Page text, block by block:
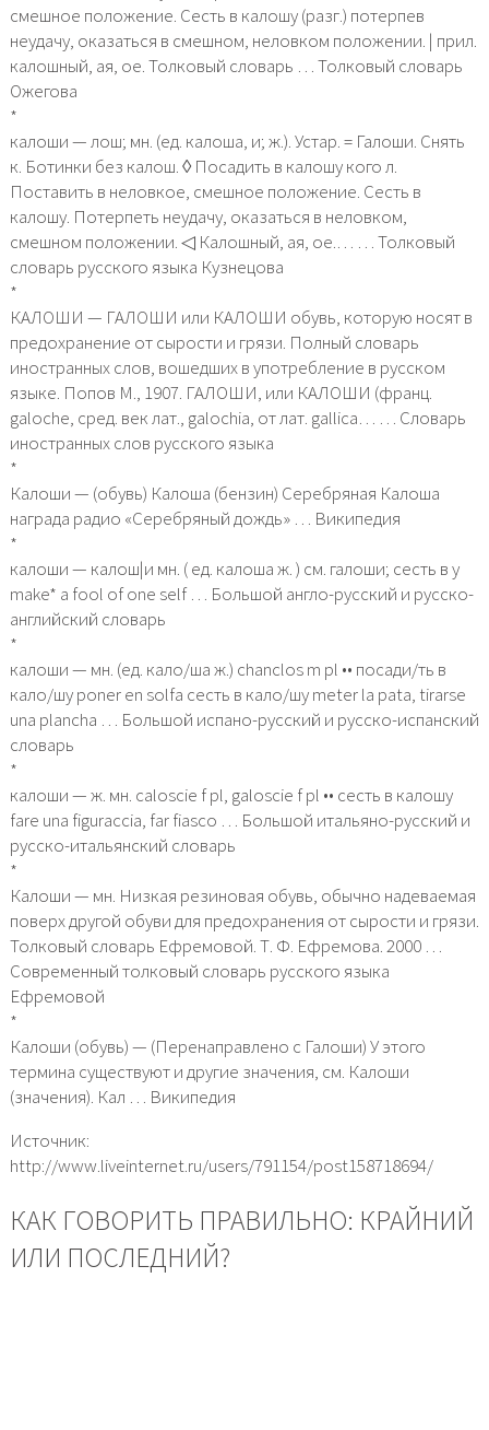
смешное положение. Сесть в калошу (разг.) потерпев
неудачу, оказаться в смешном, неловком положении. | прил.
калошный, ая, ое. Толковый словарь … Толковый словарь
Ожегова
*
калоши — лош; мн. (ед. калоша, и; ж.). Устар. = Галоши. Снять
к. Ботинки без калош. ◊ Посадить в калошу кого л.
Поставить в неловкое, смешное положение. Сесть в
калошу. Потерпеть неудачу, оказаться в неловком,
смешном положении. ◁ Калошный, ая, ое.… … Толковый
словарь русского языка Кузнецова
*
КАЛОШИ — ГАЛОШИ или КАЛОШИ обувь, которую носят в
предохранение от сырости и грязи. Полный словарь
иностранных слов, вошедших в употребление в русском
языке. Попов М., 1907. ГАЛОШИ, или КАЛОШИ (франц.
galoche, сред. век лат., galochia, от лат. gallica… … Словарь
иностранных слов русского языка
*
Калоши — (обувь) Калоша (бензин) Серебряная Калоша
награда радио «Серебряный дождь» … Википедия
*
калоши — калош|и мн. ( ед. калоша ж. ) см. галоши; сесть в у
make* a fool of one self … Большой англо-русский и русско-
английский словарь
*
калоши — мн. (ед. кало/ша ж.) chanclos m pl •• посади/ть в
кало/шу poner en solfa сесть в кало/шу meter la pata, tirarse
una plancha … Большой испано-русский и русско-испанский
словарь
*
калоши — ж. мн. caloscie f pl, galoscie f pl •• сесть в калошу
fare una figuraccia, far fiasco … Большой итальяно-русский и
русско-итальянский словарь
*
Калоши — мн. Низкая резиновая обувь, обычно надеваемая
поверх другой обуви для предохранения от сырости и грязи.
Толковый словарь Ефремовой. Т. Ф. Ефремова. 2000 …
Современный толковый словарь русского языка
Ефремовой
*
Калоши (обувь) — (Перенаправлено с Галоши) У этого
термина существуют и другие значения, см. Калоши
(значения). Кал … Википедия
Источник:
http://www.liveinternet.ru/users/791154/post158718694/
КАК ГОВОРИТЬ ПРАВИЛЬНО: КРАЙНИЙ
ИЛИ ПОСЛЕДНИЙ?